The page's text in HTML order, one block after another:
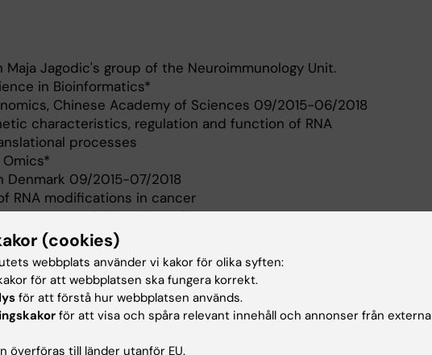
Maja Jagodic's group of the Neuroimmunology Unit.
in Bioinformatics*
Chinese Academy of Sciences 09/2015-06/2018
characteristics, regulation and function of RNA
processes
Denmark 09/2015-07/2018
RNA modifications in cancer
of Life Science*
09/2011-06/2015
of transcriptional regulators in hepatitis
(cookies)
webbplats använder vi kakor för olika syften:
för att webbplatsen ska fungera korrekt.
för att förstå hur webbplatsen används.
för att visa och spåra relevant innehåll och annonser från externa
överföras till länder utanför EU.